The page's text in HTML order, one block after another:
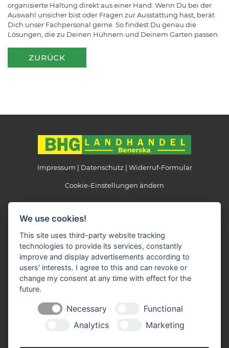
organisierte Haltung direkt aus einer Hand. Wenn Du bei der
Auswahl unsicher bist oder Fragen zur Ausstattung hast, berät
Dich unser Fachpersonal gerne. So findest Du genau die
Lösungen, die zu Deinen Hühnern und Deinem Garten passen.
ZURÜCK
Impressum Datenschutz Widerruf-Formular
Cookie-Einstellungen ändern
Beethovenstraße 6
39524 Schönhausen
Telefon: 039323 / 38346
Telefax: 039323 / 38850
E-Mail:info(at)landhandel-benerska.de
Montag - Freitag: 08.30 - 12.00 + 14.30 - 18.00 Uhr
Samstag: 08.30 - 11.00 Uhr
We use cookies!
This site uses third-party website tracking
technologies to provide its services, constantly
improve and display advertisements according to
users' interests. I agree to this and can revoke or
change my consent at any time with effect for the
future.
Necessary
Functional
Analytics
Marketing